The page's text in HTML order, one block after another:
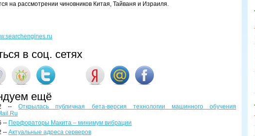
на рассмотрении чиновников Китая, Тайваня и Израиля.
в соц. сетях
ещё
--Открылась публичная бета-версия технологии машинного обучения
-- Перфораторы Макита – минимум вибрации
-- Актуальные адреса серверов